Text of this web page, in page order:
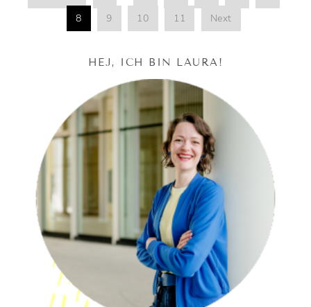
8
9 10 11 Next
HEJ, ICH BIN LAURA!